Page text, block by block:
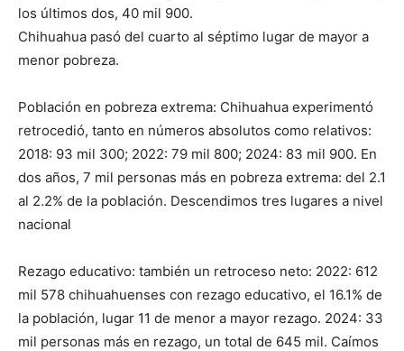
los últimos dos, 40 mil 900.
Chihuahua pasó del cuarto al séptimo lugar de mayor a
menor pobreza.
Población en pobreza extrema: Chihuahua experimentó
retrocedió, tanto en números absolutos como relativos:
2018: 93 mil 300; 2022: 79 mil 800; 2024: 83 mil 900. En
dos años, 7 mil personas más en pobreza extrema: del 2.1
al 2.2% de la población. Descendimos tres lugares a nivel
nacional
Rezago educativo: también un retroceso neto: 2022: 612
mil 578 chihuahuenses con rezago educativo, el 16.1% de
la población, lugar 11 de menor a mayor rezago. 2024: 33
mil personas más en rezago, un total de 645 mil. Caímos